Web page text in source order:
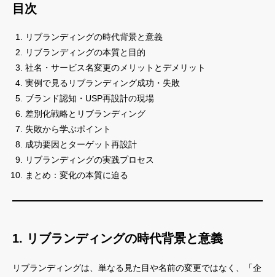
目次
リブランディングの時代背景と意義
リブランディングの本質と目的
社名・サービス名変更のメリットとデメリット
実例で見るリブランディング成功・失敗
ブランド認知・USP再設計の現場
差別化戦略とリブランディング
失敗から学ぶポイント
成功要因とターゲット再設計
リブランディングの実践プロセス
まとめ：変化の本質に迫る
1. リブランディングの時代背景と意義
リブランディングは、単なる見た目や名前の変更ではなく、「企
プライバシーポリシー